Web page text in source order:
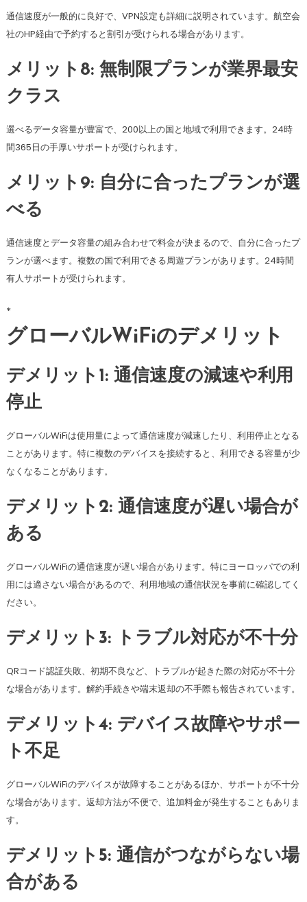
通信速度が一般的に良好で、VPN設定も詳細に説明されています。航空会
社のHP経由で予約すると割引が受けられる場合があります。
メリット8: 無制限プランが業界最安
クラス
選べるデータ容量が豊富で、200以上の国と地域で利用できます。24時
間365日の手厚いサポートが受けられます。
メリット9: 自分に合ったプランが選
べる
通信速度とデータ容量の組み合わせで料金が決まるので、自分に合ったプ
ランが選べます。複数の国で利用できる周遊プランがあります。24時間
有人サポートが受けられます。
*
グローバルWiFiのデメリット
デメリット1: 通信速度の減速や利用
停止
グローバルWiFiは使用量によって通信速度が減速したり、利用停止となる
ことがあります。特に複数のデバイスを接続すると、利用できる容量が少
なくなることがあります。
デメリット2: 通信速度が遅い場合が
ある
グローバルWiFiの通信速度が遅い場合があります。特にヨーロッパでの利
用には適さない場合があるので、利用地域の通信状況を事前に確認してく
ださい。
デメリット3: トラブル対応が不十分
QRコード認証失敗、初期不良など、トラブルが起きた際の対応が不十分
な場合があります。解約手続きや端末返却の不手際も報告されています。
デメリット4: デバイス故障やサポー
ト不足
グローバルWiFiのデバイスが故障することがあるほか、サポートが不十分
な場合があります。返却方法が不便で、追加料金が発生することもありま
す。
デメリット5: 通信がつながらない場
合がある